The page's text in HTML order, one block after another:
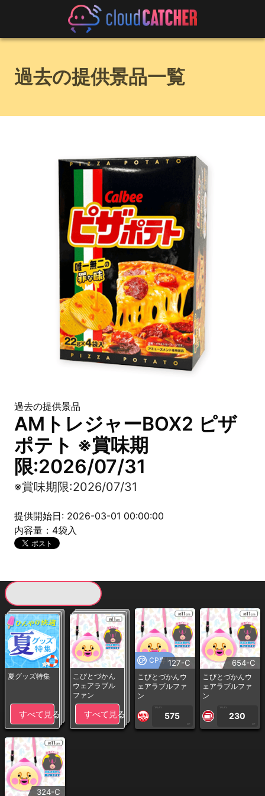
過去の提供景品一覧
過去の提供景品
AMトレジャーBOX2 ピザ
ポテト ※賞味期
限:2026/07/31
※賞味期限:2026/07/31
提供開始日: 2026-03-01 00:00:00
内容量：4袋入
夏グッズ特集
すべて見る
こびとづかん
ウェアラブル
ファン
すべて見る
CP専用127-C
こびとづかんウ
ェアラブルファ
ン
1PLAY
575
CP
654-C
こびとづかんウ
ェアラブルファ
ン
1PLAY
230
CP
324-C